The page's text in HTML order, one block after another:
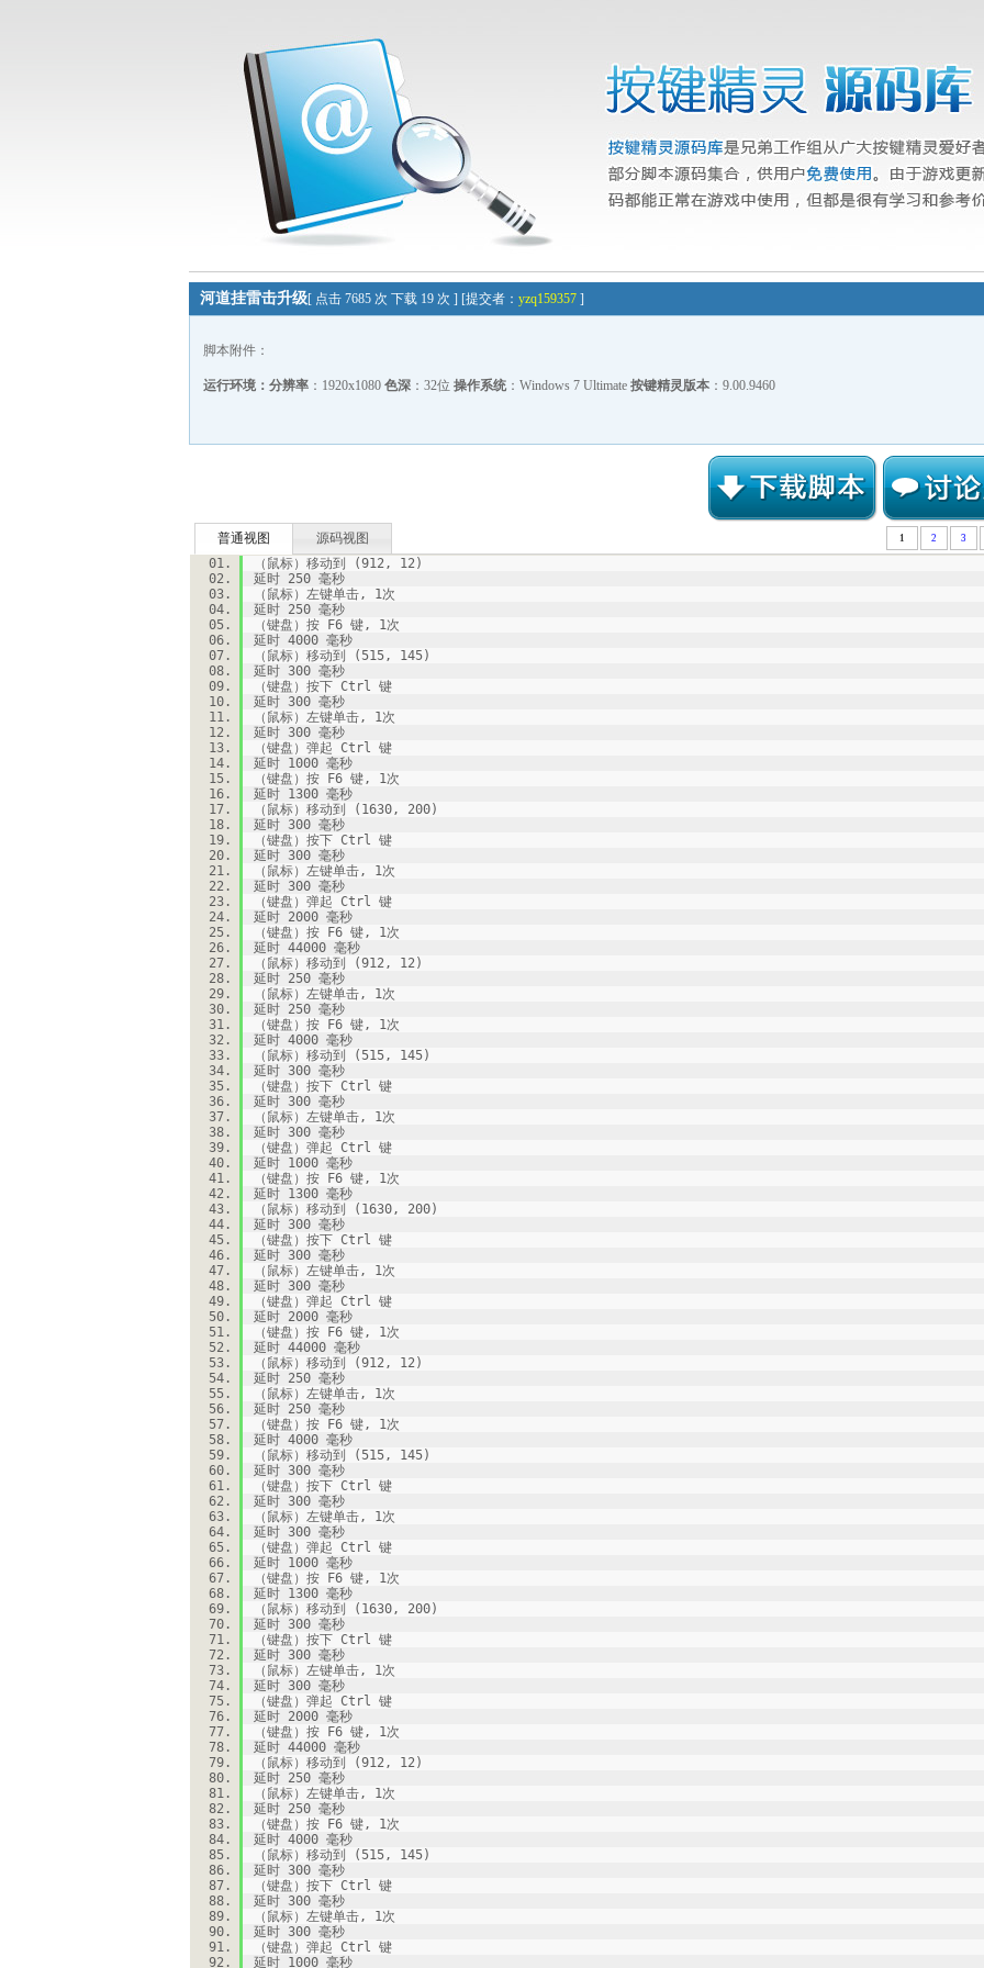
河道挂雷击升级[ 点击 7685 次 下载 19 次 ] [提交者： yzq159357]
脚本附件：
运行环境： 分辨率：1920x1080 色深：32位 操作系统：Windows 7 Ultimate 按键精灵版本：9.00.9460
1 2 3
普通视图
源码视图
（鼠标）移动到 (912, 12)
延时 250 毫秒
（鼠标）左键单击, 1次
延时 250 毫秒
（键盘）按 F6 键, 1次
延时 4000 毫秒
（鼠标）移动到 (515, 145)
延时 300 毫秒
（键盘）按下 Ctrl 键
延时 300 毫秒
（鼠标）左键单击, 1次
延时 300 毫秒
（键盘）弹起 Ctrl 键
延时 1000 毫秒
（键盘）按 F6 键, 1次
延时 1300 毫秒
（鼠标）移动到 (1630, 200)
延时 300 毫秒
（键盘）按下 Ctrl 键
延时 300 毫秒
（鼠标）左键单击, 1次
延时 300 毫秒
（键盘）弹起 Ctrl 键
延时 2000 毫秒
（键盘）按 F6 键, 1次
延时 44000 毫秒
（鼠标）移动到 (912, 12)
延时 250 毫秒
（鼠标）左键单击, 1次
延时 250 毫秒
（键盘）按 F6 键, 1次
延时 4000 毫秒
（鼠标）移动到 (515, 145)
延时 300 毫秒
（键盘）按下 Ctrl 键
延时 300 毫秒
（鼠标）左键单击, 1次
延时 300 毫秒
（键盘）弹起 Ctrl 键
延时 1000 毫秒
（键盘）按 F6 键, 1次
延时 1300 毫秒
（鼠标）移动到 (1630, 200)
延时 300 毫秒
（键盘）按下 Ctrl 键
延时 300 毫秒
（鼠标）左键单击, 1次
延时 300 毫秒
（键盘）弹起 Ctrl 键
延时 2000 毫秒
（键盘）按 F6 键, 1次
延时 44000 毫秒
（鼠标）移动到 (912, 12)
延时 250 毫秒
（鼠标）左键单击, 1次
延时 250 毫秒
（键盘）按 F6 键, 1次
延时 4000 毫秒
（鼠标）移动到 (515, 145)
延时 300 毫秒
（键盘）按下 Ctrl 键
延时 300 毫秒
（鼠标）左键单击, 1次
延时 300 毫秒
（键盘）弹起 Ctrl 键
延时 1000 毫秒
（键盘）按 F6 键, 1次
延时 1300 毫秒
（鼠标）移动到 (1630, 200)
延时 300 毫秒
（键盘）按下 Ctrl 键
延时 300 毫秒
（鼠标）左键单击, 1次
延时 300 毫秒
（键盘）弹起 Ctrl 键
延时 2000 毫秒
（键盘）按 F6 键, 1次
延时 44000 毫秒
（鼠标）移动到 (912, 12)
延时 250 毫秒
（鼠标）左键单击, 1次
延时 250 毫秒
（键盘）按 F6 键, 1次
延时 4000 毫秒
（鼠标）移动到 (515, 145)
延时 300 毫秒
（键盘）按下 Ctrl 键
延时 300 毫秒
（鼠标）左键单击, 1次
延时 300 毫秒
（键盘）弹起 Ctrl 键
延时 1000 毫秒